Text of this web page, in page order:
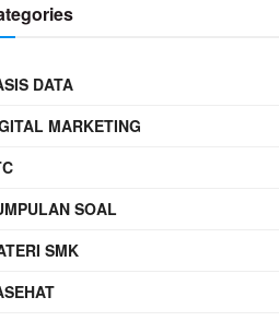
DATA
MARKETING
SOAL
SMK